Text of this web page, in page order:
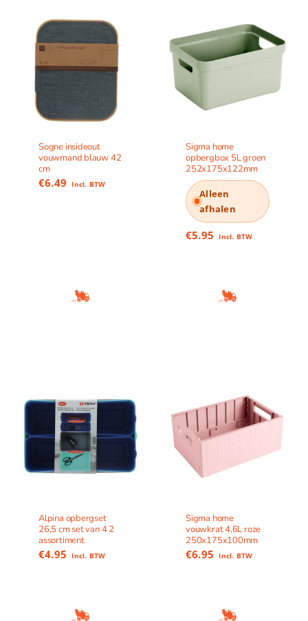
Sogne insideout
vouwmand blauw 42
cm
€6.49 Incl. BTW
Sigma home
opbergbox 5L groen
252x175x122mm
Alleen
afhalen
€5.95 Incl. BTW
Alpina opbergset
26,5 cm set van 4 2
assortiment
€4.95 Incl. BTW
Sigma home
vouwkrat 4,6L roze
250x175x100mm
€6.95 Incl. BTW